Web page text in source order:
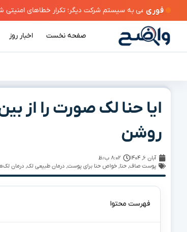
فوری
صفحه نخست اخبار روز
ایا حنا لک صورت را از
روشن
آبان ۶, ۱۴۰۴
۸:۰۲ ب٫ظ
پوست صاف,حنا,خواص حنا برای پوست, درمان طبیعی لک, درمان
فهرست محتوا